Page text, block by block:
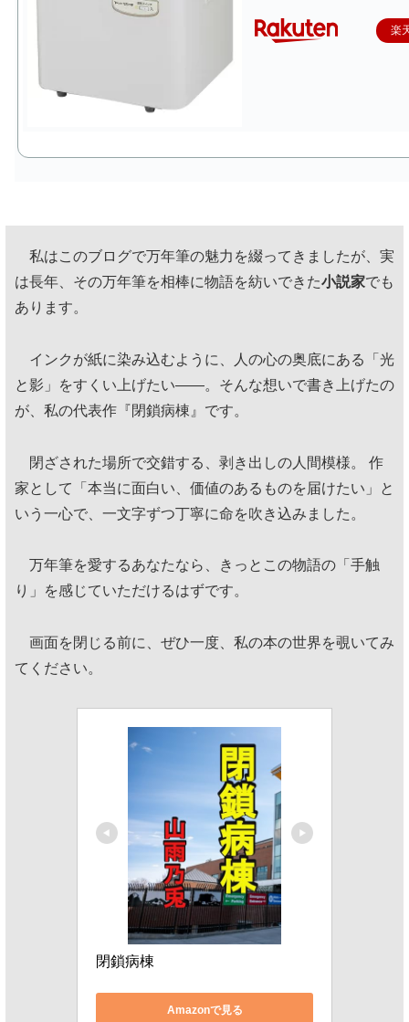
楽
私はこのブログで万年筆の魅力を綴ってきましたが、実
は長年、その万年筆を相棒に物語を紡いできた小説家でも
あります。
インクが紙に染み込むように、人の心の奥底にある「光
と影」をすくい上げたい——。そんな想いで書き上げたの
が、私の代表作『閉鎖病棟』です。
閉ざされた場所で交錯する、剥き出しの人間模様。 作
家として「本当に面白い、価値のあるものを届けたい」と
いう一心で、一文字ずつ丁寧に命を吹き込みました。
万年筆を愛するあなたなら、きっとこの物語の「手触
り」を感じていただけるはずです。
画面を閉じる前に、ぜひ一度、私の本の世界を覗いてみ
てください。
閉鎖病棟
Amazonで見る